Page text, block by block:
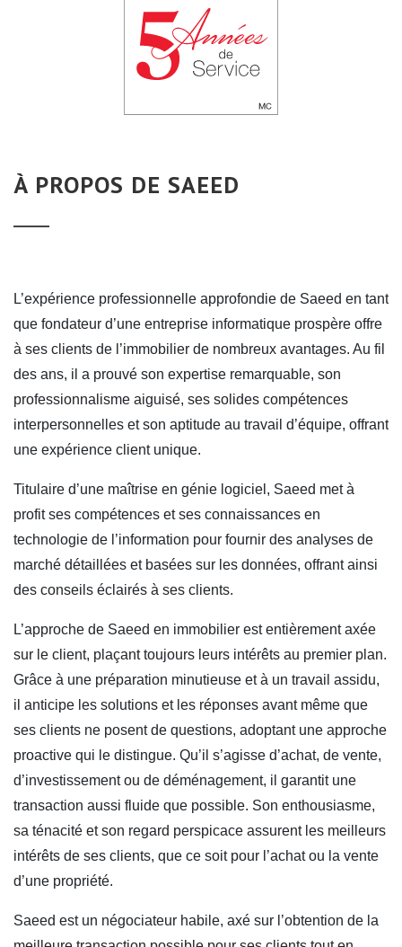
À PROPOS DE SAEED
L’expérience professionnelle approfondie de Saeed en tant
que fondateur d’une entreprise informatique prospère offre
à ses clients de l’immobilier de nombreux avantages. Au fil
des ans, il a prouvé son expertise remarquable, son
professionnalisme aiguisé, ses solides compétences
interpersonnelles et son aptitude au travail d’équipe, offrant
une expérience client unique.
Titulaire d’une maîtrise en génie logiciel, Saeed met à
profit ses compétences et ses connaissances en
technologie de l’information pour fournir des analyses de
marché détaillées et basées sur les données, offrant ainsi
des conseils éclairés à ses clients.
L’approche de Saeed en immobilier est entièrement axée
sur le client, plaçant toujours leurs intérêts au premier plan.
Grâce à une préparation minutieuse et à un travail assidu,
il anticipe les solutions et les réponses avant même que
ses clients ne posent de questions, adoptant une approche
proactive qui le distingue. Qu’il s’agisse d’achat, de vente,
d’investissement ou de déménagement, il garantit une
transaction aussi fluide que possible. Son enthousiasme,
sa ténacité et son regard perspicace assurent les meilleurs
intérêts de ses clients, que ce soit pour l’achat ou la vente
d’une propriété.
Saeed est un négociateur habile, axé sur l’obtention de la